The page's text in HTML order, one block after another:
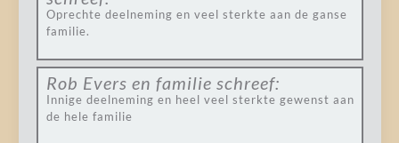
Oprechte deelneming en veel sterkte aan de ganse
familie.
Rob Evers en familie schreef:
Innige deelneming en heel veel sterkte gewenst aan
de hele familie